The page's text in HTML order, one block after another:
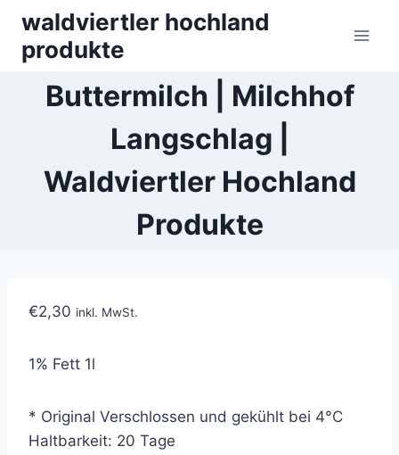
content
waldviertler hochland
produkte
Buttermilch | Milchhof
Langschlag |
Waldviertler Hochland
Produkte
€2,30 inkl. MwSt.
1% Fett 1l
* Original Verschlossen und gekühlt bei 4°C
Haltbarkeit: 20 Tage